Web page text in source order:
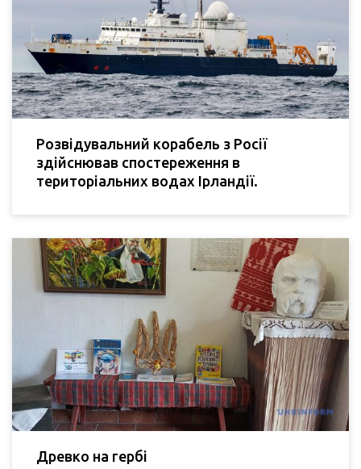
Розвідувальний корабель з Росії
здійснював спостереження в
територіальних водах Ірландії.
Древко на гербі